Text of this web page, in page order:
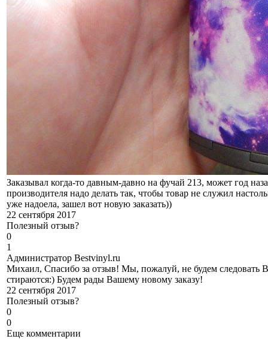
Заказывал когда-то давным-давно на фучай 213, может год
производителя надо делать так, чтобы товар не служил
уже надоела, зашел вот новую заказать))
22 сентября 2017
Полезный отзыв?
0
1
Администратор Bestvinyl.ru
Михаил, Спасибо за отзыв! Мы, пожалуй, не будем следовать
стираются:) Будем рады Вашему новому заказу!
22 сентября 2017
Полезный отзыв?
0
0
Еще комментарии